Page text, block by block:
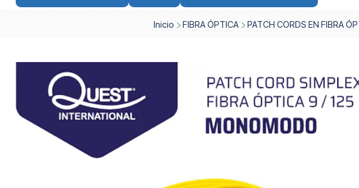
Inicio FIBRA ÓPTICA PATCH CORDS EN FIBRA